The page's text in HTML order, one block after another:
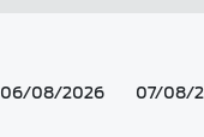
06/08/2026 07/08/